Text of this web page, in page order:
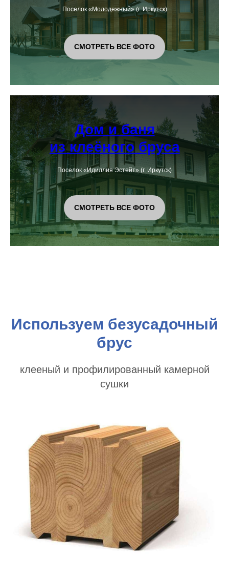
Поселок «Молодежный» (г. Иркутск)
СМОТРЕТЬ ВСЕ ФОТО
Дом и баня
из клеёного бруса
Поселок «Идиллия Эстейт» (г. Иркутск)
СМОТРЕТЬ ВСЕ ФОТО
Используем безусадочный
брус
клееный и профилированный камерной
сушки